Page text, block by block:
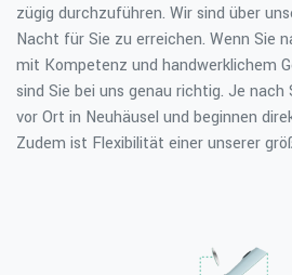
zügig durchzuführen. Wir sind über
Nacht für Sie zu erreichen. Wenn Sie
mit Kompetenz und handwerklichem
sind Sie bei uns genau richtig. Je
vor Ort in Neuhäusel und beginnen
Zudem ist Flexibilität einer unserer